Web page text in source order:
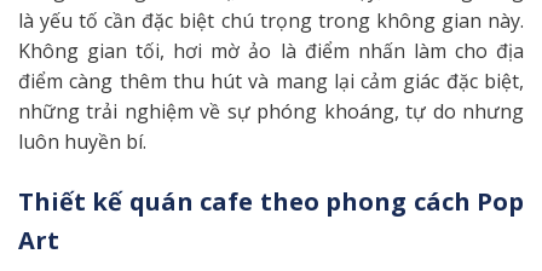
là yếu tố cần đặc biệt chú trọng trong không gian này.
Không gian tối, hơi mờ ảo là điểm nhấn làm cho địa
điểm càng thêm thu hút và mang lại cảm giác đặc biệt,
những trải nghiệm về sự phóng khoáng, tự do nhưng
luôn huyền bí.
Thiết kế quán cafe theo phong cách Pop
Art